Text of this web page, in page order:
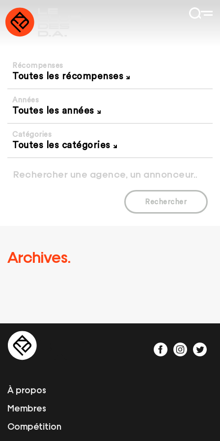
Récompenses
Toutes les récompenses
Années
Toutes les années
Catégories
Toutes les catégories
Rechercher
Archives.
À propos
Membres
Compétition